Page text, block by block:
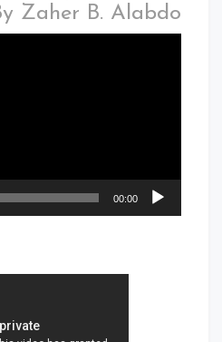
Zaher B. Alabdo
00:00